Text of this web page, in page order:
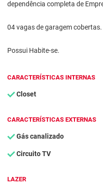
dependência completa de
04 vagas de garagem cobertas.
Possui Habite-se.
CARACTERÍSTICAS INTERNAS
Closet
CARACTERÍSTICAS EXTERNAS
Gás canalizado
Circuito TV
LAZER